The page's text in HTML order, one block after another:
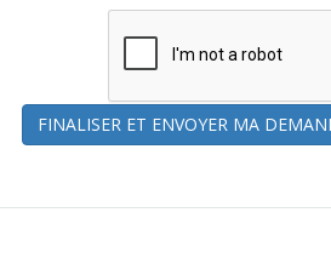
FINALISER ET ENVOYER MA